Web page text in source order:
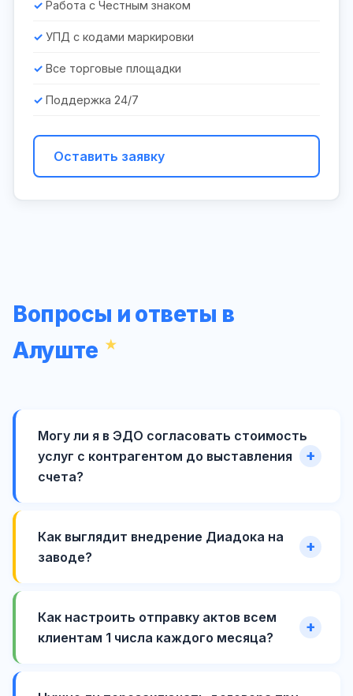
Работа с Честным знаком
УПД с кодами маркировки
Все торговые площадки
Поддержка 24/7
Оставить заявку
Вопросы и ответы в
Алуште
Могу ли я в ЭДО согласовать стоимость
услуг с контрагентом до выставления
счета?
Как выглядит внедрение Диадока на
заводе?
Как настроить отправку актов всем
клиентам 1 числа каждого месяца?